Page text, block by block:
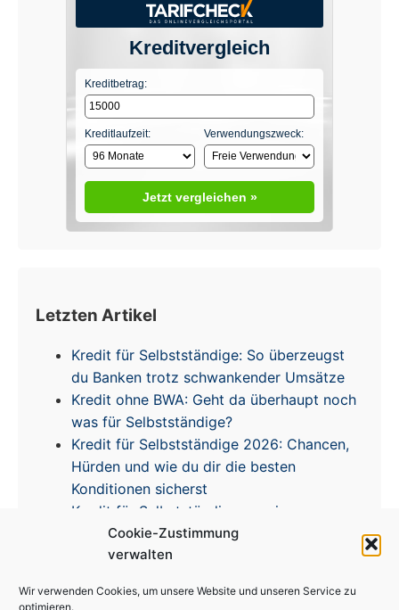
Cookie-Zustimmung
verwalten
Wir verwenden Cookies, um unsere Website und unseren Service zu
optimieren.
Kreditvergleich
Kreditbetrag:
Kreditlaufzeit: Verwendungszweck:
Jetzt vergleichen »
Letzten Artikel
Kredit für Selbstständige: So überzeugst
du Banken trotz schwankender Umsätze
Kredit ohne BWA: Geht da überhaupt noch
was für Selbstständige?
Kredit für Selbstständige 2026: Chancen,
Hürden und wie du dir die besten
Konditionen sicherst
Kredit für Selbstständige – meine
Erfahrungen & Tipps zur Zinsentwicklung